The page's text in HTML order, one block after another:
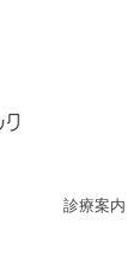
診療案内